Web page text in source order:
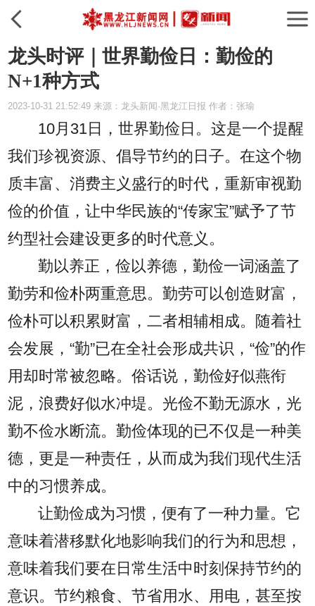
龙头时评｜世界勤俭日：勤俭的
N+1种方式
2023-10-31 21:52:49 来源：龙头新闻·黑龙江日报 作者：张瑜
10月31日，世界勤俭日。这是一个提醒
我们珍视资源、倡导节约的日子。在这个物
质丰富、消费主义盛行的时代，重新审视勤
俭的价值，让中华民族的“传家宝”赋予了节
约型社会建设更多的时代意义。
勤以养正，俭以养德，勤俭一词涵盖了
勤劳和俭朴两重意思。勤劳可以创造财富，
俭朴可以积累财富，二者相辅相成。随着社
会发展，“勤”已在全社会形成共识，“俭”的作
用却时常被忽略。俗话说，勤俭好似燕衔
泥，浪费好似水冲堤。光俭不勤无源水，光
勤不俭水断流。勤俭体现的已不仅是一种美
德，更是一种责任，从而成为我们现代生活
中的习惯养成。
让勤俭成为习惯，便有了一种力量。它
意味着潜移默化地影响我们的行为和思想，
意味着我们要在日常生活中时刻保持节约的
意识。节约粮食、节省用水、用电，甚至按